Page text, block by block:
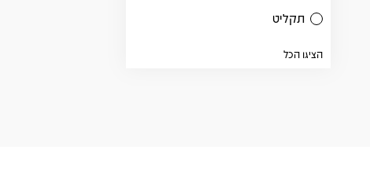
תקליט
הציגו הכל